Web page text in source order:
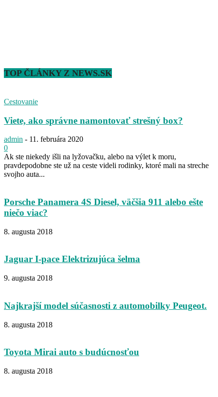
TOP ČLÁNKY Z NEWS.SK
Cestovanie
Viete, ako správne namontovať strešný box?
admin - 11. februára 2020
0
Ak ste niekedy išli na lyžovačku, alebo na výlet k moru,
pravdepodobne ste už na ceste videli rodinky, ktoré mali na streche
svojho auta...
Porsche Panamera 4S Diesel, väčšia 911 alebo ešte
niečo viac?
8. augusta 2018
Jaguar I-pace Elektrizujúca šelma
9. augusta 2018
Najkrajší model súčasnosti z automobilky Peugeot.
8. augusta 2018
Toyota Mirai auto s budúcnosťou
8. augusta 2018